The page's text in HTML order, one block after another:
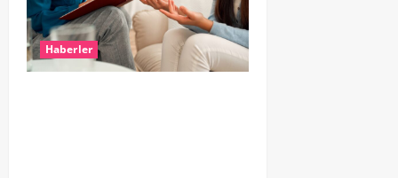
Haberler